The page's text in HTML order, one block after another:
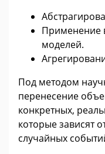
Применение
моделей.
Под методом
перенесение
конкретных,
которые зависят
случайных